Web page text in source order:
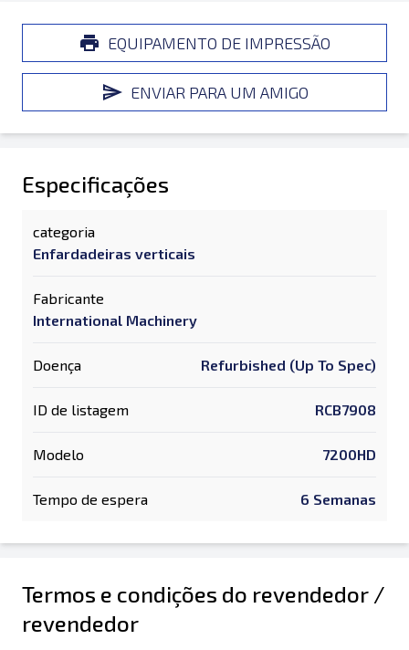
EQUIPAMENTO DE IMPRESSÃO
ENVIAR PARA UM AMIGO
Especificações
categoria
Enfardadeiras verticais
Fabricante
International Machinery
Doença Refurbished (Up To Spec)
ID de listagem RCB7908
Modelo 7200HD
Tempo de espera 6 Semanas
Termos e condições do revendedor /
revendedor